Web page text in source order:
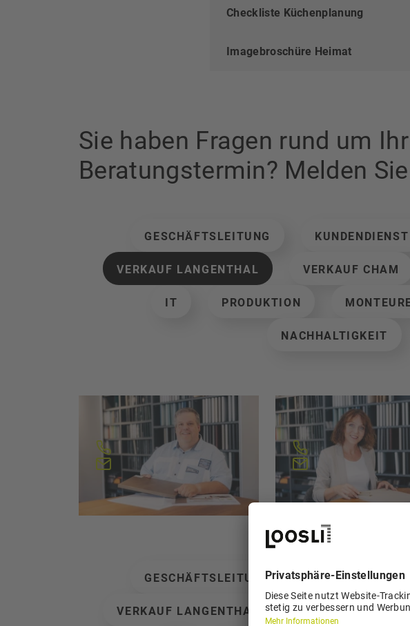
Checkliste Küchenplanung
Imagebroschüre Heimat
Sie haben Fragen rund um
Beratungstermin? Melden
GESCHÄFTSLEITUNG KUNDENDIENST
VERKAUF LANGENTHAL VERKAUF CHAM
IT PRODUKTION
NACHHALTIGKEIT
Bruno Marti
Verkauf
062 916 30 12
b.marti@loosli.swiss
Petra Mühlheim
Verkauf
062 916 30 11
GESCHÄFTSLEITUNG KUNDENDIENST
VERKAUF LANGENTHAL VERKAUF CHAM